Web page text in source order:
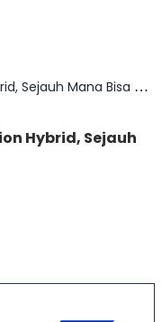
Cek Konsumsi BBM Wuling Darion Hybrid, Sejauh Mana Bisa Hemat?
Hybrid, Sejauh